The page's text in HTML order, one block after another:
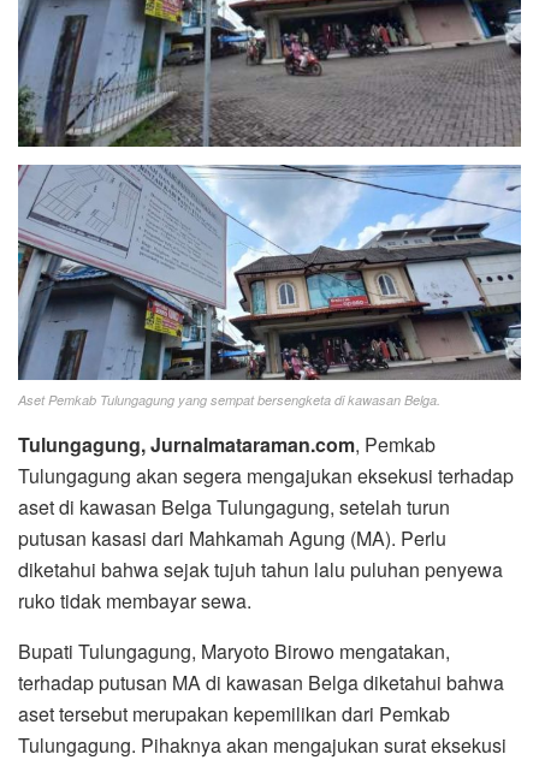
Aset Pemkab Tulungagung yang sempat bersengketa di kawasan Belga.
Tulungagung, Jurnalmataraman.com, Pemkab
Tulungagung akan segera mengajukan eksekusi terhadap
aset di kawasan Belga Tulungagung, setelah turun
putusan kasasi dari Mahkamah Agung (MA). Perlu
diketahui bahwa sejak tujuh tahun lalu puluhan penyewa
ruko tidak membayar sewa.
Bupati Tulungagung, Maryoto Birowo mengatakan,
terhadap putusan MA di kawasan Belga diketahui bahwa
aset tersebut merupakan kepemilikan dari Pemkab
Tulungagung. Pihaknya akan mengajukan surat eksekusi